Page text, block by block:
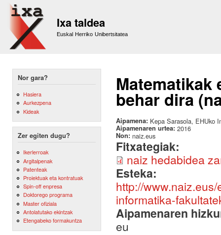
Ixa taldea
Euskal Herriko Unibertsitatea
Nor gara?
Hasiera
Aurkezpena
Kideak
Zer egiten dugu?
Ikerlerroak
Argitalpenak
Patenteak
Proiektuak eta kontratuak
Spin-off enpresa
Doktorego programa
Master ofiziala
Antolatutako ekintzak
Etengabeko formakuntza
Matematikak
behar dira
Aipamena: Kepa Sarasola, EHUko
Aipamenaren urtea: 2016
Non: naiz.eus
Fitxategiak:
naiz hedabidea
Esteka:
http://
informatika-
Aipamenaren
eu